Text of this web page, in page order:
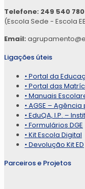
Telefone: 249 540 780
(Escola Sede - Escola
Email:
Ligações úteis
• Portal da
• Portal das
• Manuais
• AGSE –
• EduQA, I.P. –
• Formulários DGE
• Kit Escola Digital
• Devolução Kit ED
Parceiros e Projetos